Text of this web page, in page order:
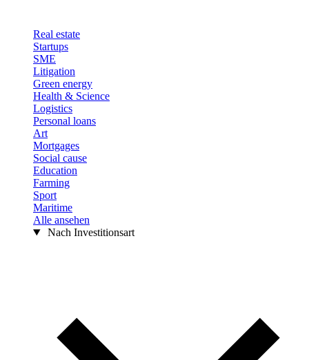
Real estate
Startups
SME
Litigation
Green energy
Health & Science
Logistics
Personal loans
Art
Mortgages
Social cause
Education
Farming
Sport
Maritime
Alle ansehen
Nach Investitionsart